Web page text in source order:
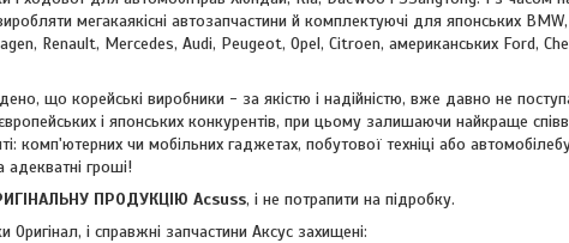
мегакаякісні автозапчастини й комплектуючі для японських
Renault, Mercedes, Audi, Peugeot, Opel, Citroen, американських Ford,
що корейські виробники - за якістю і надійністю, вже давно не
і японських конкурентів, при цьому залишаючи найкраще
комп'ютерних чи мобільних гаджетах, побутової техніці або
адекватні гроші!
ПРОДУКЦІЮ Acsuss, і не потрапити на підробку.
і справжні запчастини Аксус захищені: